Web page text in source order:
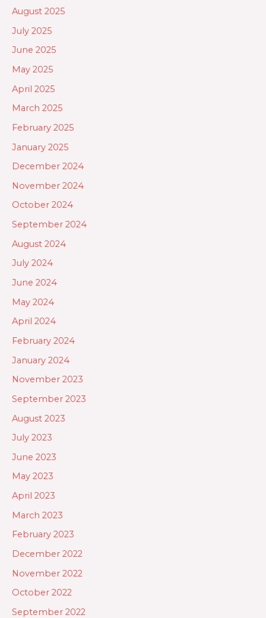
August 2025
July 2025
June 2025
May 2025
April 2025
March 2025
February 2025
January 2025
December 2024
November 2024
October 2024
September 2024
August 2024
July 2024
June 2024
May 2024
April 2024
February 2024
January 2024
November 2023
September 2023
August 2023
July 2023
June 2023
May 2023
April 2023
March 2023
February 2023
December 2022
November 2022
October 2022
September 2022